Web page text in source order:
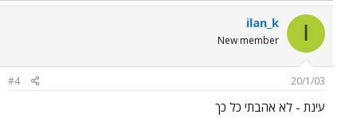
I
ilan_k
New member
20/1/03
#4
עינת - לא אהבתי כל כך